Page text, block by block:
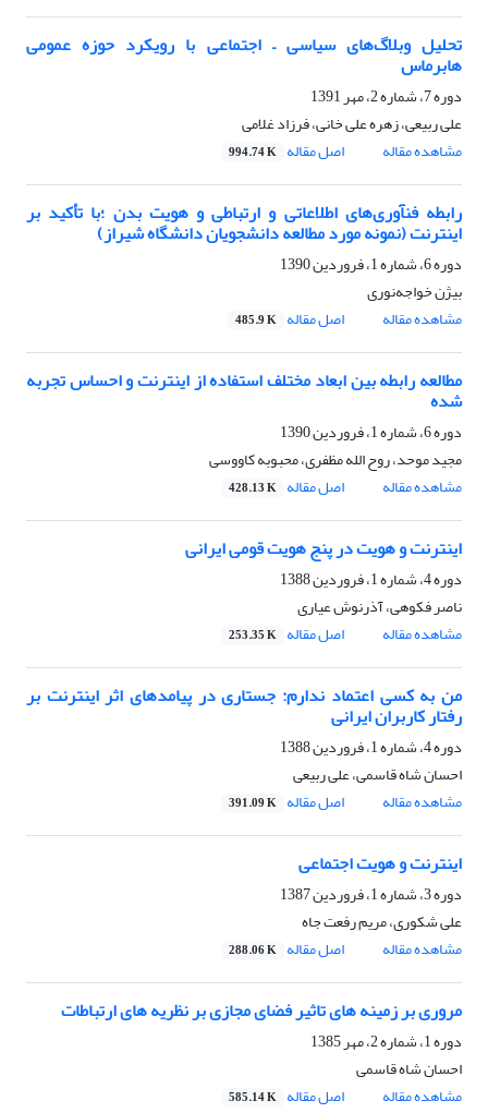
تحلیل وبلاگ‌های سیاسی – اجتماعی با رویکرد حوزه عمومی
هابرماس
دوره 7، شماره 2، مهر 1391
علی ربیعی، زهره علی خانی، فرزاد غلامی
مشاهده مقاله
اصل مقاله 994.74 K
رابطه‌ فنآوری‌های اطلاعاتی و ارتباطی و هویت بدن ؛با تأکید بر
اینترنت (نمونه مورد مطالعه دانشجویان دانشگاه شیراز)
دوره 6، شماره 1، فروردین 1390
بیژن خواجه‌نوری
مشاهده مقاله
اصل مقاله 485.9 K
مطالعه رابطه بین ابعاد مختلف استفاده از اینترنت و احساس تجربه
شده
دوره 6، شماره 1، فروردین 1390
مجید موحد، روح الله مظفری، محبوبه کاووسی
مشاهده مقاله
اصل مقاله 428.13 K
اینترنت و هویت در پنج هویت قومی ایرانی
دوره 4، شماره 1، فروردین 1388
ناصر فکوهی، آذرنوش عیاری
مشاهده مقاله
اصل مقاله 253.35 K
من به کسی اعتماد ندارم: جستاری در پیامدهای اثر اینترنت بر
رفتار کاربران ایرانی
دوره 4، شماره 1، فروردین 1388
احسان شاه قاسمی، علی ربیعی
مشاهده مقاله
اصل مقاله 391.09 K
اینترنت و هویت اجتماعی
دوره 3، شماره 1، فروردین 1387
علی شکوری، مریم رفعت جاه
مشاهده مقاله
اصل مقاله 288.06 K
مروری بر زمینه های تاثیر فضای مجازی بر نظریه ‏های ارتباطات
دوره 1، شماره 2، مهر 1385
احسان شاه قاسمی
مشاهده مقاله
اصل مقاله 585.14 K